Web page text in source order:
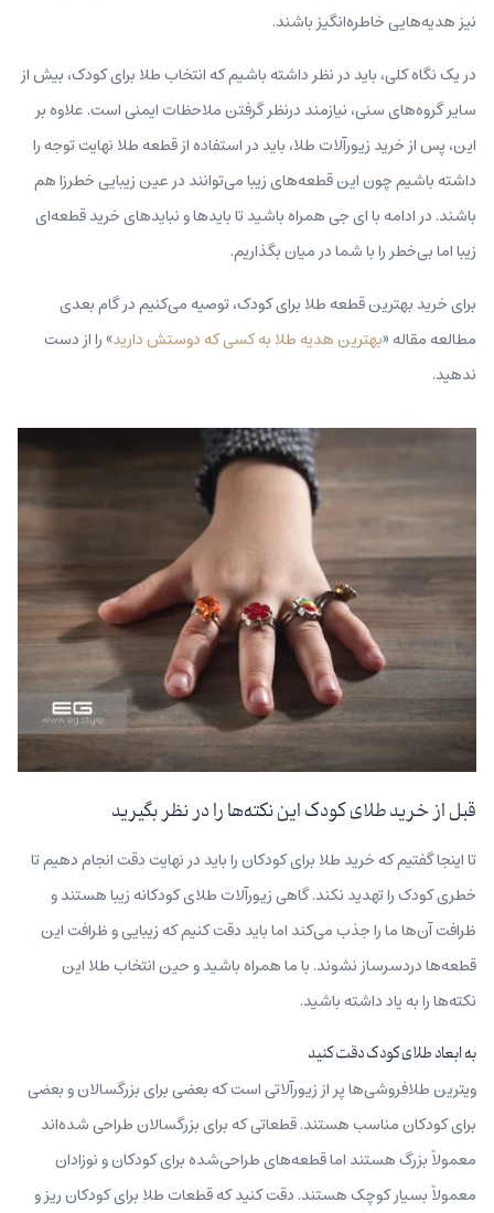
نیز هدیه‌هایی خاطره‌انگیز باشند.
در یک نگاه کلی، باید در نظر داشته باشیم که انتخاب طلا برای کودک، بیش از
سایر گروه‌های سنی، نیازمند درنظر گرفتن ملاحظات ایمنی است. علاوه‌ بر
این‌، پس از خرید زیورآلات طلا، باید در استفاده از قطعه طلا نهایت توجه را
داشته باشیم چون این قطعه‌های زیبا می‌توانند در عین زیبایی خطرزا هم
باشند. در ادامه با ای جی همراه باشید تا بایدها و نبایدهای خرید قطعه‌ای
زیبا اما بی‌خطر را با شما در میان بگذاریم.
برای خرید بهترین قطعه طلا برای کودک، توصیه می‌کنیم در گام بعدی
مطالعه مقاله «بهترین هدیه طلا به کسی که دوستش دارید» را از دست
ندهید.
قبل از خرید طلای کودک این نکته‌ها را در نظر بگیرید
تا اینجا گفتیم که خرید طلا برای کودکان را باید در نهایت دقت انجام دهیم تا
خطری کودک را تهدید نکند. گاهی زیورآلات طلای کودکانه زیبا هستند و
ظرافت آن‌ها ما را جذب می‌کند اما باید دقت کنیم که زیبایی و ظرافت این
قطعه‌ها دردسرساز نشوند. با ما همراه باشید و حین انتخاب طلا این
نکته‌ها را به یاد داشته باشید.
به ابعاد طلای کودک دقت کنید
ویترین طلافروشی‌ها پر از زیورآلاتی است که بعضی برای بزرگسالان و بعضی
برای کودکان مناسب هستند. قطعاتی که برای بزرگسالان طراحی شده‌اند
معمولاً بزرگ هستند اما قطعه‌های طراحی‌شده برای کودکان و نوزادان
معمولاً بسیار کوچک هستند. دقت کنید که قطعات طلا برای کودکان ریز و